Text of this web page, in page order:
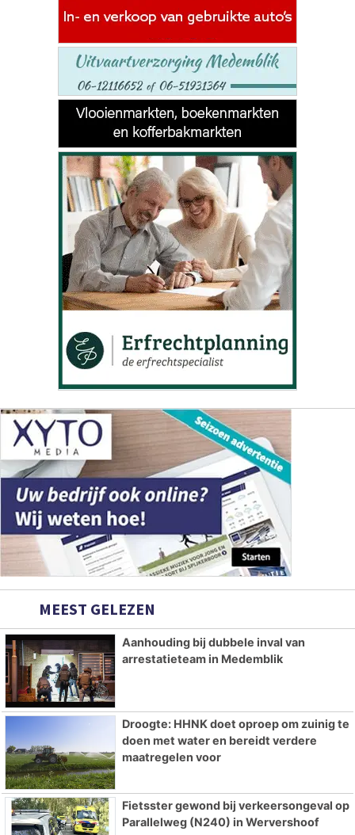
MEEST GELEZEN
Aanhouding bij dubbele inval van
arrestatieteam in Medemblik
Droogte: HHNK doet oproep om zuinig te
doen met water en bereidt verdere
maatregelen voor
Fietsster gewond bij verkeersongeval op
Parallelweg (N240) in Wervershoof